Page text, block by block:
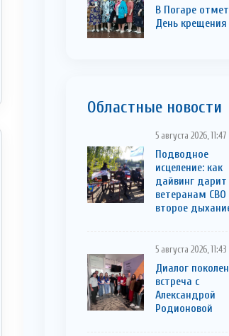
В Погаре
День крещения
Областные новости
5 августа 2026, 11:47
Подводное
исцеление: как
дайвинг дарит
ветеранам СВО
второе
5 августа 2026, 11:43
Диалог
встреча с
Александрой
Родионовой